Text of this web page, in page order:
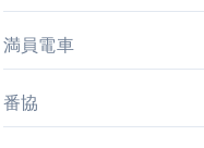
すめ・選び方・洗い方
たの寝室に最適解を出す
足腰と体幹”を育てる
満員電車
番協